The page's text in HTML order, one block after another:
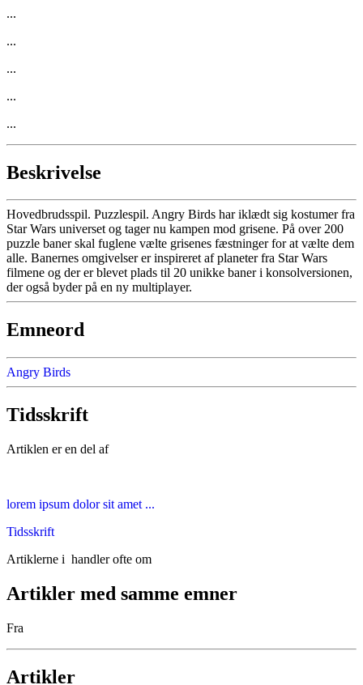
...
...
...
...
...
Beskrivelse
Hovedbrudsspil. Puzzlespil. Angry Birds har iklædt sig kostumer fra
Star Wars universet og tager nu kampen mod grisene. På over 200
puzzle baner skal fuglene vælte grisenes fæstninger for at vælte dem
alle. Banernes omgivelser er inspireret af planeter fra Star Wars
filmene og der er blevet plads til 20 unikke baner i konsolversionen,
der også byder på en ny multiplayer.
Emneord
Angry Birds
Tidsskrift
Artiklen er en del af
lorem ipsum dolor sit amet ...
Tidsskrift
Artiklerne i handler ofte om
Artikler med samme emner
Fra
Artikler